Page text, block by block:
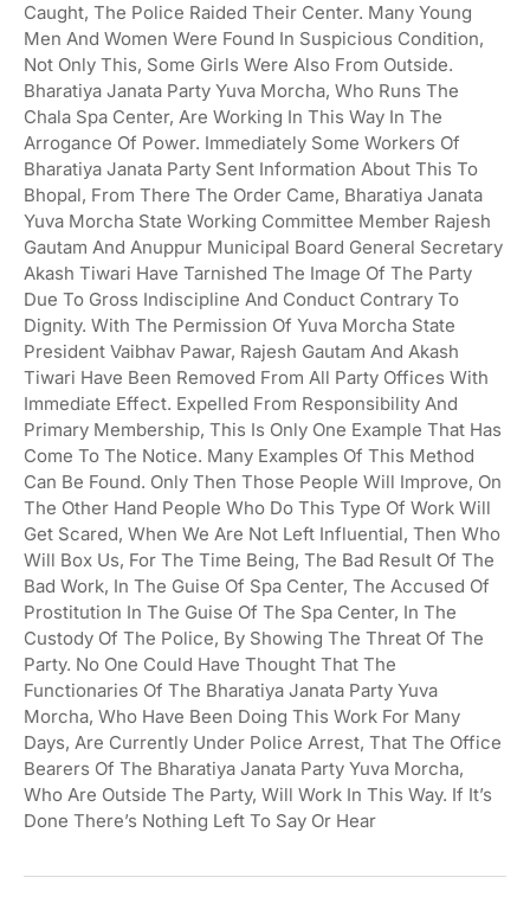
Caught, The Police Raided Their Center. Many Young
Men And Women Were Found In Suspicious Condition,
Not Only This, Some Girls Were Also From Outside.
Bharatiya Janata Party Yuva Morcha, Who Runs The
Chala Spa Center, Are Working In This Way In The
Arrogance Of Power. Immediately Some Workers Of
Bharatiya Janata Party Sent Information About This To
Bhopal, From There The Order Came, Bharatiya Janata
Yuva Morcha State Working Committee Member Rajesh
Gautam And Anuppur Municipal Board General Secretary
Akash Tiwari Have Tarnished The Image Of The Party
Due To Gross Indiscipline And Conduct Contrary To
Dignity. With The Permission Of Yuva Morcha State
President Vaibhav Pawar, Rajesh Gautam And Akash
Tiwari Have Been Removed From All Party Offices With
Immediate Effect. Expelled From Responsibility And
Primary Membership, This Is Only One Example That Has
Come To The Notice. Many Examples Of This Method
Can Be Found. Only Then Those People Will Improve, On
The Other Hand People Who Do This Type Of Work Will
Get Scared, When We Are Not Left Influential, Then Who
Will Box Us, For The Time Being, The Bad Result Of The
Bad Work, In The Guise Of Spa Center, The Accused Of
Prostitution In The Guise Of The Spa Center, In The
Custody Of The Police, By Showing The Threat Of The
Party. No One Could Have Thought That The
Functionaries Of The Bharatiya Janata Party Yuva
Morcha, Who Have Been Doing This Work For Many
Days, Are Currently Under Police Arrest, That The Office
Bearers Of The Bharatiya Janata Party Yuva Morcha,
Who Are Outside The Party, Will Work In This Way. If It’s
Done There’s Nothing Left To Say Or Hear